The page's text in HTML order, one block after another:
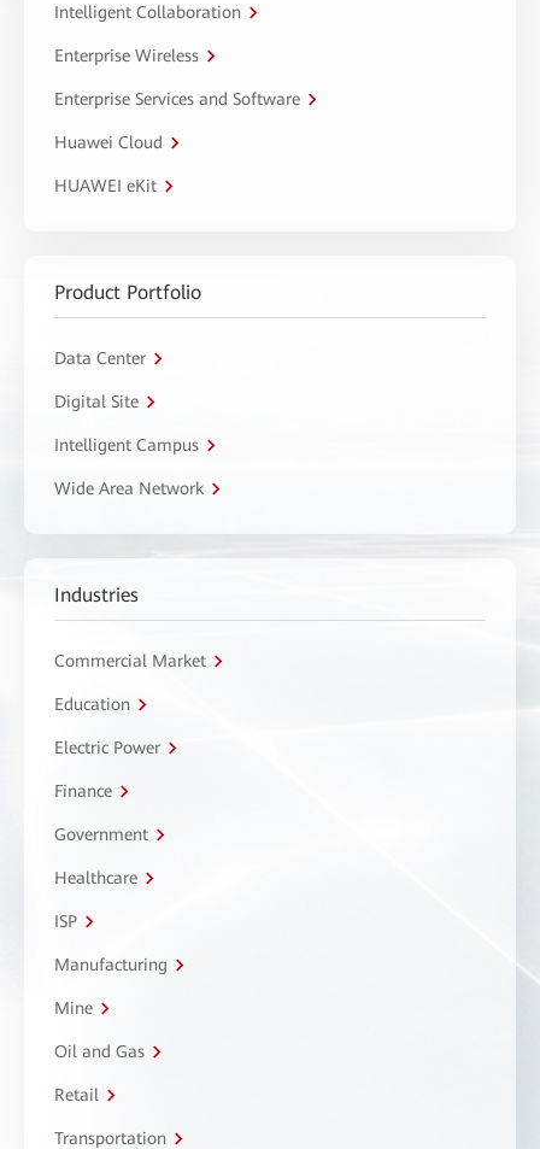
Intelligent Collaboration
Enterprise Wireless
Enterprise Services and Software
Huawei Cloud
HUAWEI eKit
Product Portfolio
Data Center
Digital Site
Intelligent Campus
Wide Area Network
Industries
Commercial Market
Education
Electric Power
Finance
Government
Healthcare
ISP
Manufacturing
Mine
Oil and Gas
Retail
Transportation